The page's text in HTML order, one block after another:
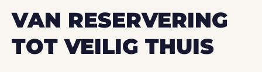
VAN RESERVERING
TOT VEILIG THUIS